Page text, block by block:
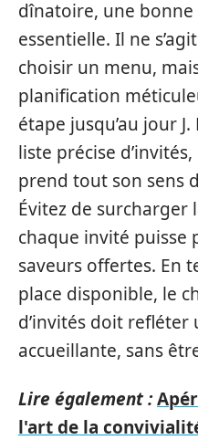
dînatoire, une
essentielle. Il ne
choisir un menu,
planification
étape jusqu’au jour
liste précise
prend tout son sens
Évitez de surcharger
chaque invité
saveurs offertes. En
place disponible, le
d’invités doit
accueillante, sans
Lire également :
l'art de la